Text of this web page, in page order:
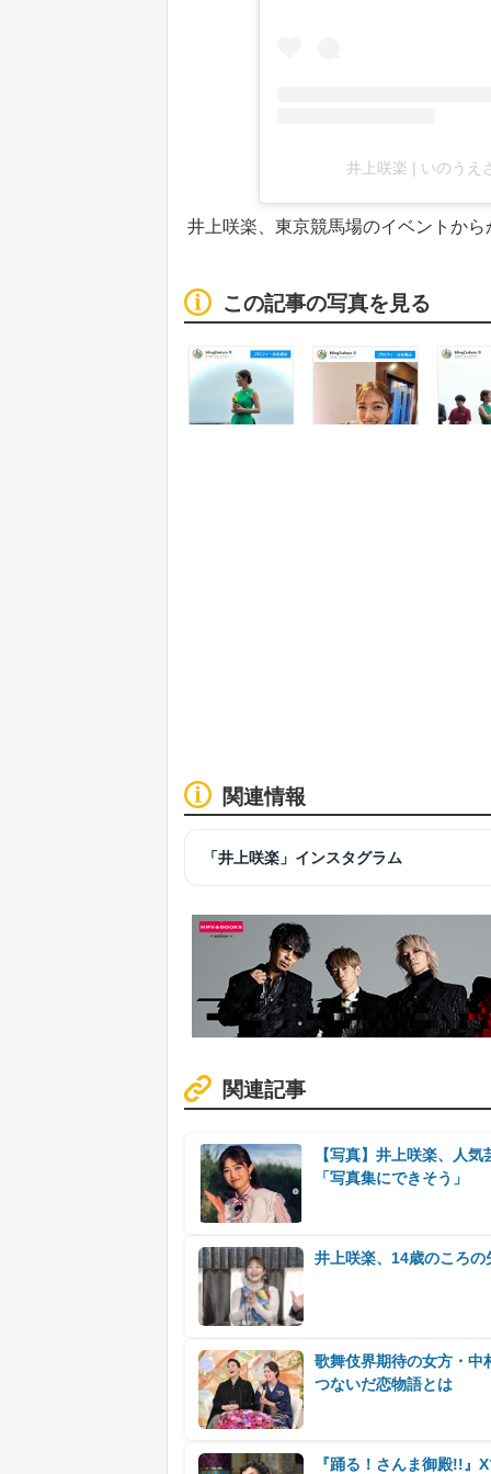
井上咲楽 | いのうえ
井上咲楽、東京競馬場のイベントか
この記事の写真を見る
関連情報
「井上咲楽」インスタグラム
関連記事
【写真】井上咲楽、人
「写真集にできそう」
井上咲楽、14歳のころ
歌舞伎界期待の女方・
つないだ恋物語とは
『踊る！さんま御殿!!